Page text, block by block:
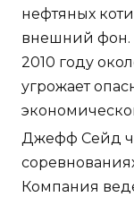
нефтяных
внешний фон.
2010 году
угрожает
Джефф Сейд
Компания